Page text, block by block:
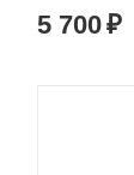
5 700₽